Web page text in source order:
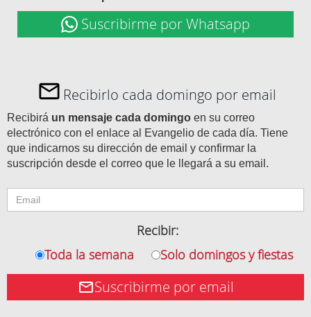
Suscribirme por Whatsapp
Recibirlo cada domingo por email
Recibirá un mensaje cada domingo en su correo
electrónico con el enlace al Evangelio de cada día. Tiene
que indicarnos su dirección de email y confirmar la
suscripción desde el correo que le llegará a su email.
Recibir:
Toda la semana
Solo domingos y fiestas
Suscribirme por email